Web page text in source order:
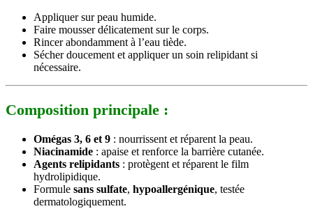
Appliquer sur peau humide.
Faire mousser délicatement sur le corps.
Rincer abondamment à l’eau tiède.
Sécher doucement et appliquer un soin relipidant si
nécessaire.
Composition principale :
Omégas 3, 6 et 9 : nourrissent et réparent la peau.
Niacinamide : apaise et renforce la barrière cutanée.
Agents relipidants : protègent et réparent le film
hydrolipidique.
Formule sans sulfate, hypoallergénique, testée
dermatologiquement.